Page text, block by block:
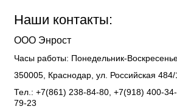
Наши контакты:
ООО Энрост
Часы работы: Понедельник-
350005 Краснодар ул. Российская 484/
Тел.: +7(861) 238-84-80, +7(918) 400-
79-23